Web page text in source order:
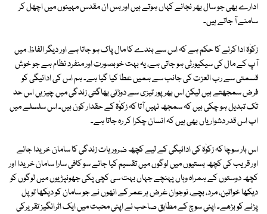
ادارے بھی جو سال بھر نجانے کہاں ہوتے ہیں اور بس ان مقدس مہینوں میں اچھل کر
سامنے آ جاتے ہیں۔
زکوٰۃ ادا کرنے کا حکم ہے کہ اس سے بندے کا مال پاک ہو جاتا ہے اور دیگر الفاظ میں
آپ کے مال کی سیکیورٹی ہو جاتی ہے، یہ بہت خوبصورت اور منفرد نظام ہے جو خوش
قسمتی سے رب العزت کی جانب سے ہمیں عطا کیا گیا ہے۔ ہم اس کی ادائیگی کو
فرض سمجھتے ہیں لیکن اس بھرپور تیزی سے دوڑتی بھاگتی زندگی میں چیزیں اس حد
تک تبدیل ہو چکی ہیں کہ سمجھ نہیں آتا کہ زکوٰۃ کے حقدار کون ہیں۔ اس سلسلے میں
اب اس قدر دشواریاں بھی ہیں کہ انسان چکرا کر رہ جاتا ہے۔
اس بار سوچا کہ زکوٰۃ کی ادائیگی کے لیے کچھ ضروریات زندگی کا سامان خریدا جائے
اور قریب کی کچھ بستیوں میں لوگوں میں تقسیم کیا جائے سو کافی سارا سامان خریدا اور
کچھ دوستوں کے ہمراہ وہاں پہنچے جہاں بہت سی کچی پکی جھونپڑیوں میں لوگوں کو
دیکھا خواتین، مرد، بچے، نوجوان غرض ہر عمر کے انھوں نے جو سامان کو دیکھا تو پل
پڑنے کو بڑھے۔ اپنی سوچ کے مطابق صاحب نے اپنی محبت میں ایک اثرانگیز تقریرکی